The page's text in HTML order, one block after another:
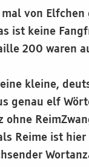
mal von Elfchen
ist keine
200 waren
kleine,
genau elf
ohne
Reime ist